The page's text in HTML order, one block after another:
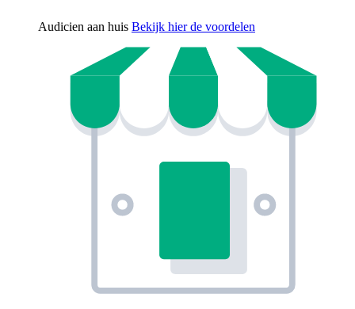
Audicien aan huis Bekijk hier de voordelen